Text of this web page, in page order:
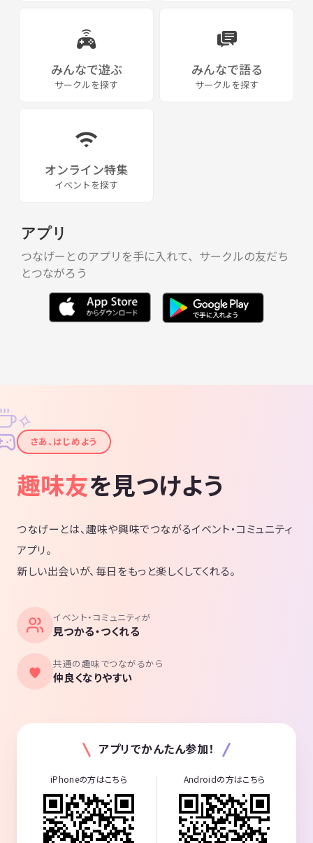
みんなで遊ぶ
サークルを探す
みんなで語る
サークルを探す
オンライン特集
イベントを探す
アプリ
つなげーとのアプリを手に入れて、サークルの友だち
とつながろう
✦
✧
さあ、はじめよう
趣味友を見つけよう
つなげーとは、趣味や興味でつながるイベント・コミュニティ
アプリ。
新しい出会いが、毎日をもっと楽しくしてくれる。
イベント・コミュニティが
見つかる・つくれる
共通の趣味でつながるから
仲良くなりやすい
アプリでかんたん参加！
iPhoneの方はこちら Androidの方はこちら